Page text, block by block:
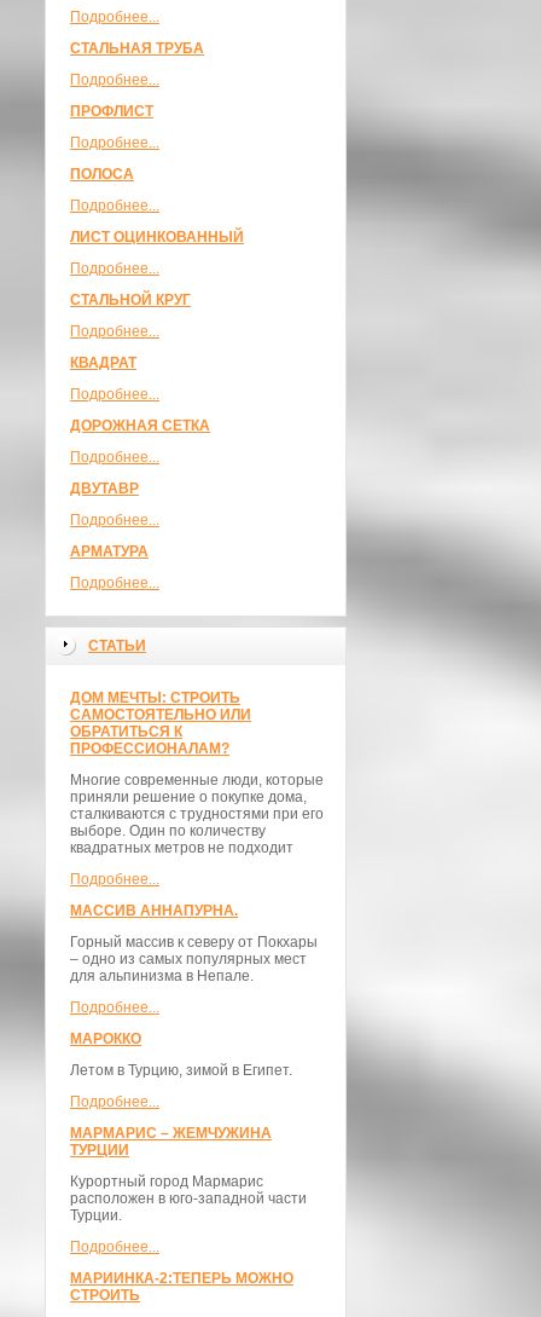
Подробнее...
СТАЛЬНАЯ ТРУБА
Подробнее...
ПРОФЛИСТ
Подробнее...
ПОЛОСА
Подробнее...
ЛИСТ ОЦИНКОВАННЫЙ
Подробнее...
СТАЛЬНОЙ КРУГ
Подробнее...
КВАДРАТ
Подробнее...
ДОРОЖНАЯ СЕТКА
Подробнее...
ДВУТАВР
Подробнее...
АРМАТУРА
Подробнее...
СТАТЬИ
ДОМ МЕЧТЫ: СТРОИТЬ
САМОСТОЯТЕЛЬНО ИЛИ
ОБРАТИТЬСЯ К
ПРОФЕССИОНАЛАМ?
Многие современные люди, которые
приняли решение о покупке дома,
сталкиваются с трудностями при его
выборе. Один по количеству
квадратных метров не подходит
Подробнее...
МАССИВ АННАПУРНА.
Горный массив к северу от Покхары
– одно из самых популярных мест
для альпинизма в Непале.
Подробнее...
МАРОККО
Летом в Турцию, зимой в Египет.
Подробнее...
МАРМАРИС – ЖЕМЧУЖИНА
ТУРЦИИ
Курортный город Мармарис
расположен в юго-западной части
Турции.
Подробнее...
МАРИИНКА-2:ТЕПЕРЬ МОЖНО
СТРОИТЬ